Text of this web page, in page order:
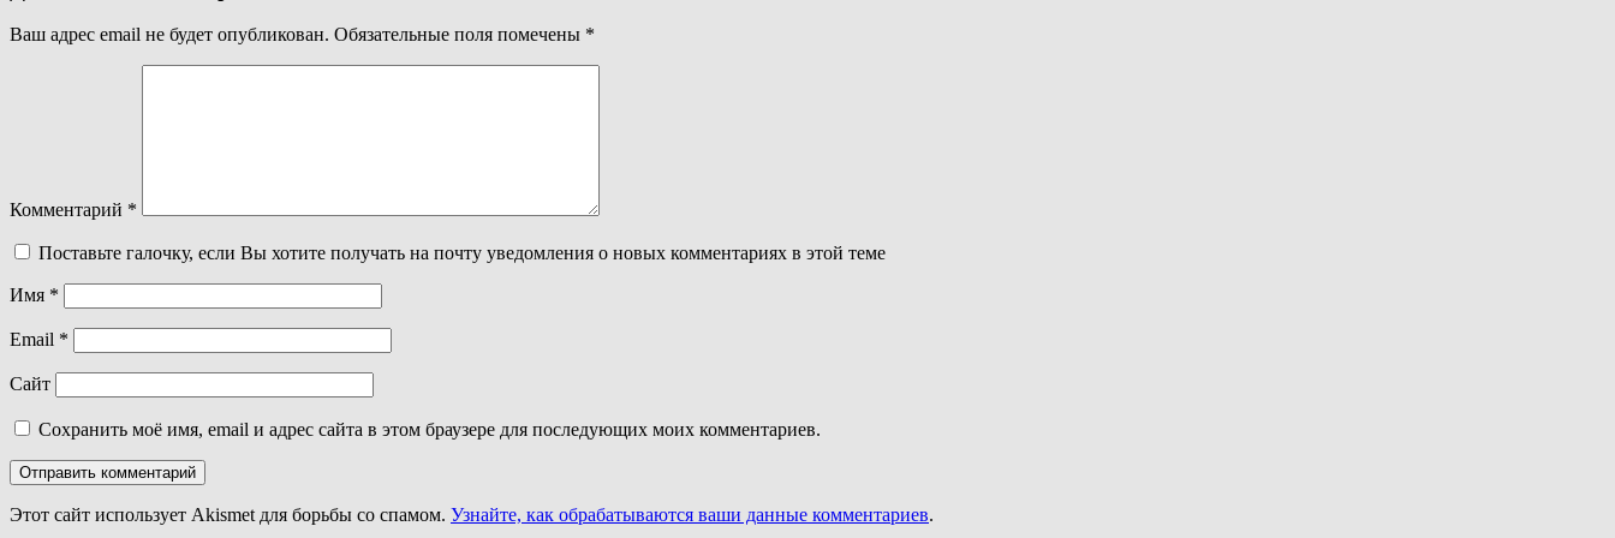
записям
Ваш адрес email не будет опубликован. Обязательные поля помечены *
Комментарий *
Поставьте галочку, если Вы хотите получать на почту уведомления о новых комментариях в этой теме
Имя *
Email *
Сайт
Сохранить моё имя, email и адрес сайта в этом браузере для последующих моих комментариев.
Этот сайт использует Akismet для борьбы со спамом. Узнайте, как обрабатываются ваши данные комментариев.